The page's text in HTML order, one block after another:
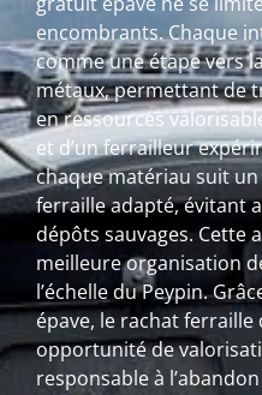
encombrants. Chaque
comme une étape vers
métaux, permettant de
en ressources
et d’un ferrailleur
chaque matériau suit
ferraille adapté, évitant
dépôts sauvages. Cette
meilleure organisation
l’échelle du Peypin.
épave, le rachat
opportunité de
responsable à